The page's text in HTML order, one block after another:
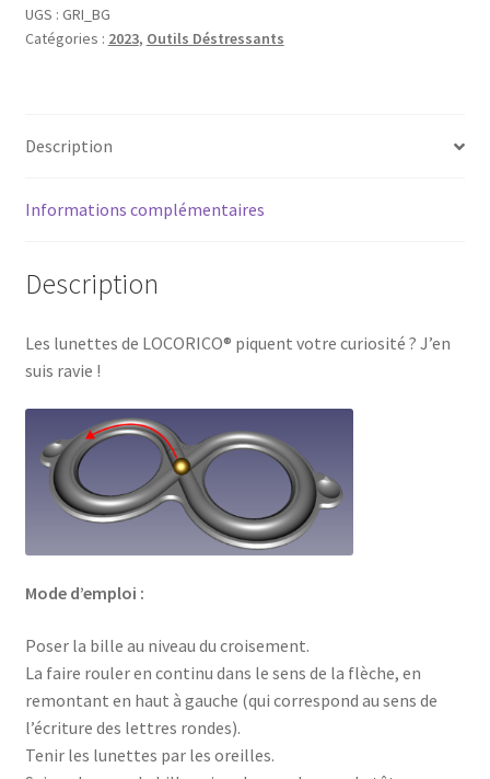
Locorico
UGS : GRI_BG
Catégories : 2023, Outils Déstressants
Description
Informations complémentaires
Description
Les lunettes de LOCORICO® piquent votre curiosité ? J’en
suis ravie !
Mode d’emploi :
Poser la bille au niveau du croisement.
La faire rouler en continu dans le sens de la flèche, en
remontant en haut à gauche (qui correspond au sens de
l’écriture des lettres rondes).
Tenir les lunettes par les oreilles.